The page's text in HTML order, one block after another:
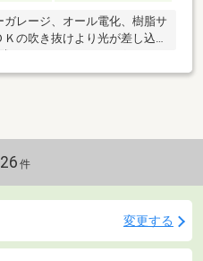
レージ、オール電化、樹脂サ
の吹き抜けより光が差し込
件
変更する